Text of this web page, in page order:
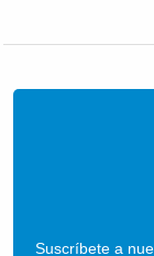
Suscríbete a